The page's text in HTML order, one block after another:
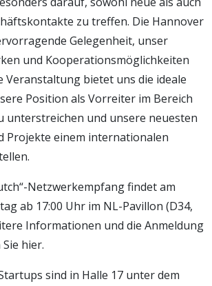
zu treffen. Die Hannover
Gelegenheit, unser
und Kooperationsmöglichkeiten
Veranstaltung bietet uns die ideale
Position als Vorreiter im Bereich
unterstreichen und unsere neuesten
Projekte einem internationalen
Netzwerkempfang findet am
ab 17:00 Uhr im NL-Pavillon (D34,
Informationen und die Anmeldung
hier.
sind in Halle 17 unter dem